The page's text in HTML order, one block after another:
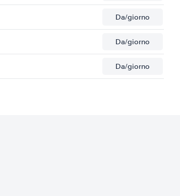
Da/giorno
Da/giorno
Da/giorno